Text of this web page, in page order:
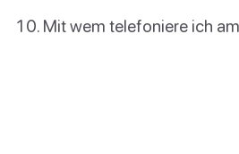
Mit wem telefoniere ich